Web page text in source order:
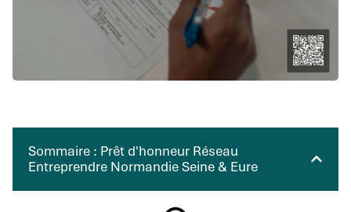
Sommaire : Prêt d'honneur Réseau
Entreprendre Normandie Seine & Eure